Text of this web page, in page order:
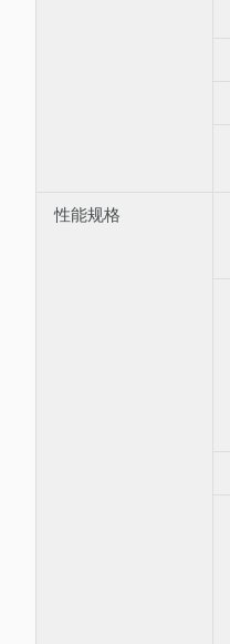
性能规格